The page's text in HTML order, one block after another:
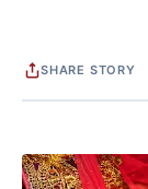
SHARE STORY